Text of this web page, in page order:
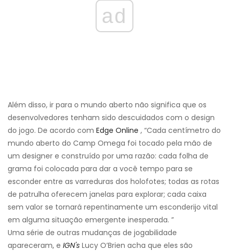
ad
Além disso, ir para o mundo aberto não significa que os
desenvolvedores tenham sido descuidados com o design
do jogo. De acordo com Edge Online , “Cada centímetro do
mundo aberto do Camp Omega foi tocado pela mão de
um designer e construído por uma razão: cada folha de
grama foi colocada para dar a você tempo para se
esconder entre as varreduras dos holofotes; todas as rotas
de patrulha oferecem janelas para explorar; cada caixa
sem valor se tornará repentinamente um esconderijo vital
em alguma situação emergente inesperada. ”
Uma série de outras mudanças de jogabilidade
apareceram, e IGN's Lucy O’Brien acha que eles são